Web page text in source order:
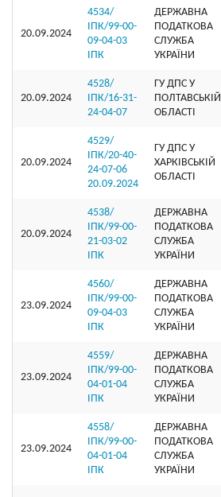
20.09.2024
4534/
ІПК/99-00-
09-04-03
ІПК
ДЕРЖАВНА
ПОДАТКОВА
СЛУЖБА
УКРАЇНИ
20.09.2024
4528/
ІПК/16-31-
24-04-07
ГУ ДПС У
ПОЛТАВСЬКІЙ
ОБЛАСТІ
20.09.2024
4529/
ІПК/20-40-
24-07-06
20.09.2024
ГУ ДПС У
ХАРКІВСЬКІЙ
ОБЛАСТІ
20.09.2024
4538/
ІПК/99-00-
21-03-02
ІПК
ДЕРЖАВНА
ПОДАТКОВА
СЛУЖБА
УКРАЇНИ
23.09.2024
4560/
ІПК/99-00-
09-04-03
ІПК
ДЕРЖАВНА
ПОДАТКОВА
СЛУЖБА
УКРАЇНИ
23.09.2024
4559/
ІПК/99-00-
04-01-04
ІПК
ДЕРЖАВНА
ПОДАТКОВА
СЛУЖБА
УКРАЇНИ
23.09.2024
4558/
ІПК/99-00-
04-01-04
ІПК
ДЕРЖАВНА
ПОДАТКОВА
СЛУЖБА
УКРАЇНИ